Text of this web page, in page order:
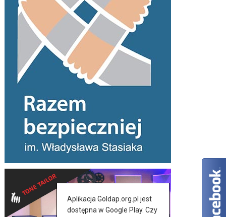
Aplikacja Goldap.org.pl jest
dostępna w Google Play. Czy